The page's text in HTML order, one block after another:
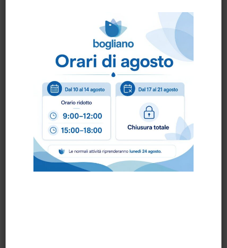
Una fragranza ispirata alla freschezza
amalfitana, pensata per lasciare negli ambienti
una sensazione fresca, pulita e piacevole.
Happiness – Giglio e agrumi siciliani
Una profumazione che richiama il giglio e gli
agrumi siciliani, combinando una nota floreale
con una sensazione fresca e luminosa.
Love – Mughetto prealpino
Una fragranza ispirata al mughetto prealpino,